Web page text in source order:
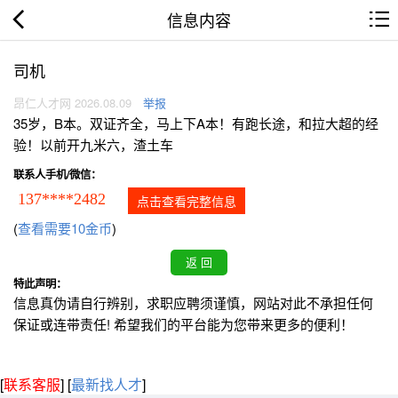
信息内容
司机
昂仁人才网 2026.08.09 举报
35岁，B本。双证齐全，马上下A本！有跑长途，和拉大超的经
验！以前开九米六，渣土车
联系人手机/微信：
137****2482 点击查看完整信息
(查看需要10金币)
特此声明：
信息真伪请自行辨别，求职应聘须谨慎，网站对此不承担任何
保证或连带责任! 希望我们的平台能为您带来更多的便利！
[联系客服] [最新找人才]